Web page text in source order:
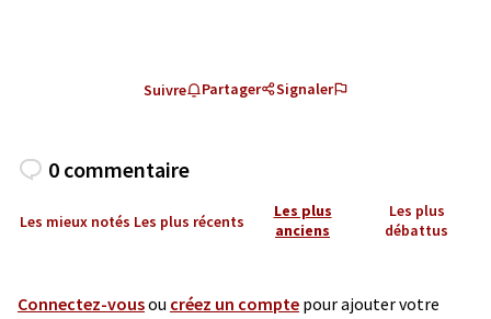
Suivre Partager Signaler
0 commentaire
Les mieux notés Les plus récents
Les plus
anciens
Les plus
débattus
Connectez-vousou créez un compte pour ajouter votre